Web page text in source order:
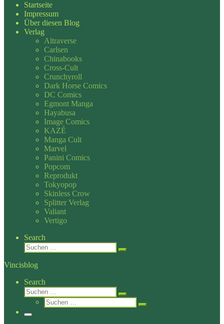
Startseite
Impressum
Über diesen Blog
Verlag
Altraverse
Carlsen
Chinabooks
Cross-Cult
Crunchyroll
Dark Horse Comics
DC Comics
Egmont Manga
Hayabusa
Image Comics
KAZÉ
Manga Cult
Marvel
Panini Comics
Popcom
Reprodukt
Tokyopop
Skinless Crow
Splitter Verlag
Valiant
Vertigo
Search
Suche
Suchen …
Vincisblog
Search
Suche
Suchen …
Suche
Suchen …
Menü